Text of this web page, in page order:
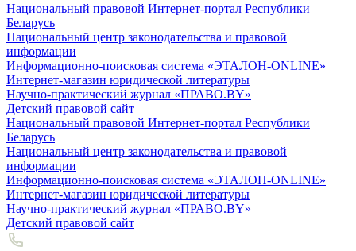
Национальный правовой Интернет-портал Республики
Беларусь
Национальный центр законодательства и правовой
информации
Информационно-поисковая система «ЭТАЛОН-ONLINE»
Интернет-магазин юридической литературы
Научно-практический журнал «ПРАВО.BY»
Детский правовой сайт
Национальный правовой Интернет-портал Республики
Беларусь
Национальный центр законодательства и правовой
информации
Информационно-поисковая система «ЭТАЛОН-ONLINE»
Интернет-магазин юридической литературы
Научно-практический журнал «ПРАВО.BY»
Детский правовой сайт